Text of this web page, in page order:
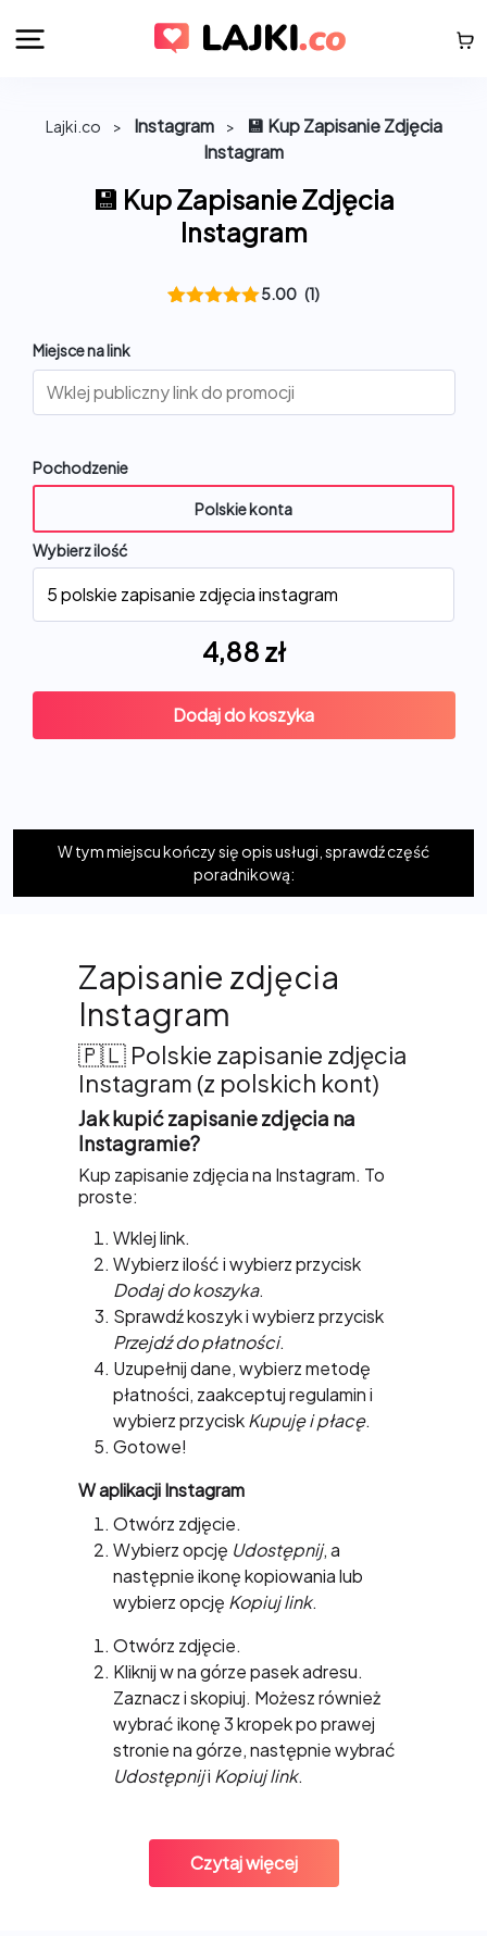
Lajki.co > Instagram >
💾 Kup Zapisanie Zdjęcia
Instagram
💾 Kup Zapisanie Zdjęcia
Instagram
podstawie
oceny
5.00 (1)
Miejsce na link
Pochodzenie
Polskie konta
Wybierz ilość
4,88 zł
Dodaj do koszyka
W tym miejscu kończy się opis usługi, sprawdź część
poradnikową:
Zapisanie zdjęcia
Instagram
🇵🇱 Polskie zapisanie zdjęcia
Instagram (z polskich kont)
Jak kupić zapisanie zdjęcia na
Instagramie?
Kup zapisanie zdjęcia na Instagram. To
proste:
Wklej link.
Wybierz ilość i wybierz przycisk
Dodaj do koszyka.
Sprawdź koszyk i wybierz przycisk
Przejdź do płatności.
Uzupełnij dane, wybierz metodę
płatności, zaakceptuj regulamin i
wybierz przyciskKupuję i płacę.
Gotowe!
Jak skopiować link do zdjęcia na
Instagram?
W aplikacji Instagram
Otwórz zdjęcie.
Wybierz opcję Udostępnij, a
następnie ikonę kopiowania lub
wybierz opcję Kopiuj link.
W przeglądarce
Otwórz zdjęcie.
Kliknij w na górze pasek adresu.
Zaznacz i skopiuj. Możesz również
wybrać ikonę 3 kropek po prawej
stronie na górze, następnie wybrać
Udostępniji Kopiuj link.
Czytaj więcej